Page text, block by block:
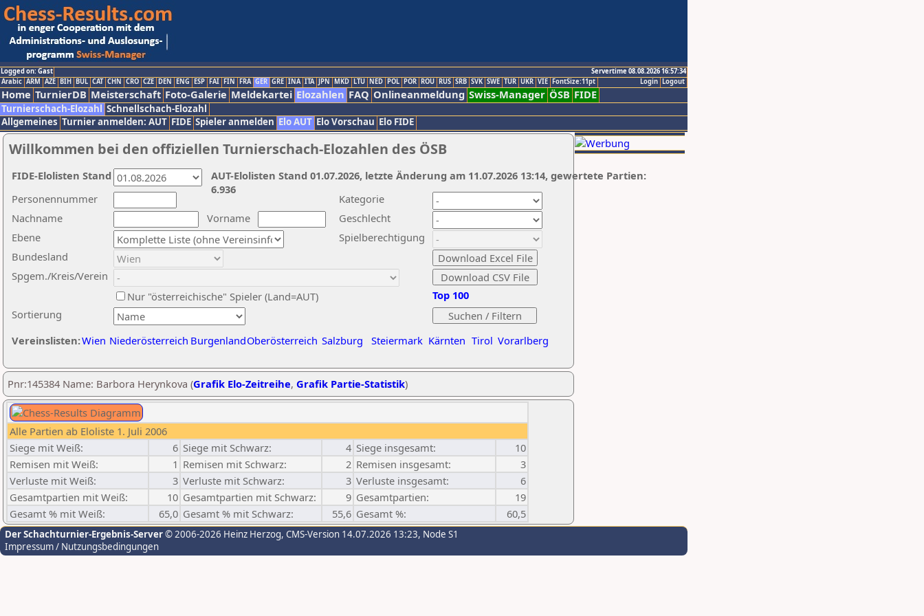
Logged on: Gast
Servertime 08.08.2026 16:57:34
Logout
Login
Arabic ARM AZE BIH BUL CAT CHN CRO CZE DEN ENG ESP FAI FIN FRA GER GRE INA ITA JPN MKD LTU NED POL POR ROU RUS SRB SVK SWE TUR UKR VIE FontSize:11pt
Home TurnierDB Meisterschaft Foto-Galerie Meldekartei Elozahlen FAQ Onlineanmeldung Swiss-Manager ÖSB FIDE
Turnierschach-Elozahl Schnellschach-Elozahl
Allgemeines Turnier anmelden: AUT FIDE Spieler anmelden Elo AUT Elo Vorschau Elo FIDE
Willkommen bei den offiziellen Turnierschach-Elozahlen des ÖSB
Nachname
Vorname
Ebene
Kategorie
Sortierung
Personennummer
Bundesland
Spgem./Kreis/Verein
Geschlecht
Nur "österreichische" Spieler (Land=AUT)
Spielberechtigung
Vereinslisten:Wien Niederösterreich BurgenlandOberösterreich Salzburg Steiermark Kärnten Tirol Vorarlberg
Top 100
AUT-Elolisten Stand 01.07.2026, letzte Änderung am 11.07.2026 13:14, gewertete Partien:
6.936
FIDE-Elolisten Stand
Pnr:145384 Name: Barbora Herynkova (Grafik Elo-Zeitreihe, Grafik Partie-Statistik)
Alle Partien ab Eloliste 1. Juli 2006
Siege mit Weiß:
6 Siege mit Schwarz: 4 Siege insgesamt:
10
Remisen mit Weiß:
1 Remisen mit Schwarz: 2 Remisen insgesamt:
3
Verluste mit Weiß:
3 Verluste mit Schwarz: 3 Verluste insgesamt:
6
Gesamtpartien mit Weiß:
10 Gesamtpartien mit Schwarz: 9 Gesamtpartien:
19
Gesamt % mit Weiß:
65,0 Gesamt % mit Schwarz: 55,6 Gesamt %: 60,5
Der Schachturnier-Ergebnis-Server© 2006-2026 Heinz Herzog, CMS-Version 14.07.2026 13:23, Node S1
Impressum / Nutzungsbedingungen